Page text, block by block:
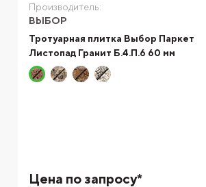
Производитель:
ВЫБОР
Тротуарная плитка Выбор Паркет
Листопад Гранит Б.4.П.6 60 мм
Цена по запросу*